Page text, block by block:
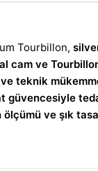
Tourbillon,
cam ve
teknik
güvencesiyle
ve şık